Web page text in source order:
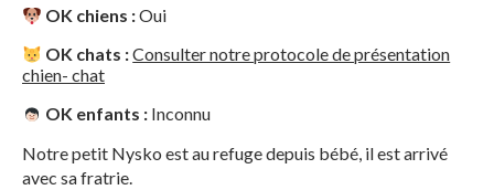
OK chiens :Oui
OK chats :Consulter notre protocole de présentation
chien- chat
OK enfants : Inconnu
Notre petit Nysko est au refuge depuis bébé, il est arrivé
avec sa fratrie.